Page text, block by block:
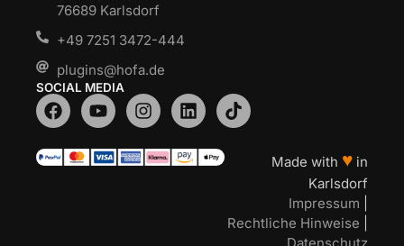
76689 Karlsdorf
+49 7251 3472-444
plugins@hofa.de
SOCIAL MEDIA
Made with ♥ in
Karlsdorf
Impressum
Rechtliche Hinweise